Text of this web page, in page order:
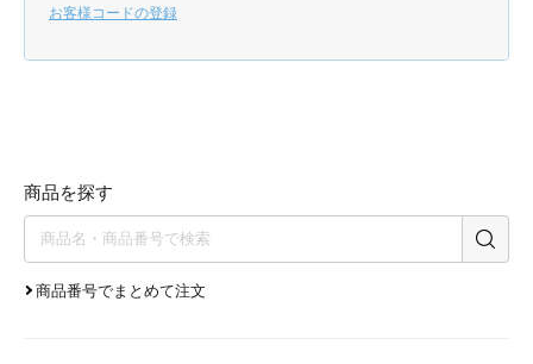
お客様コードの登録
商品を探す
商品番号でまとめて注文